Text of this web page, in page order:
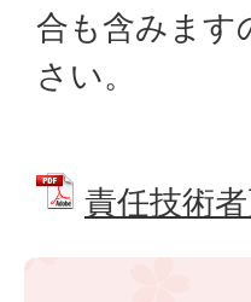
合も含みます
さい。
責任技術